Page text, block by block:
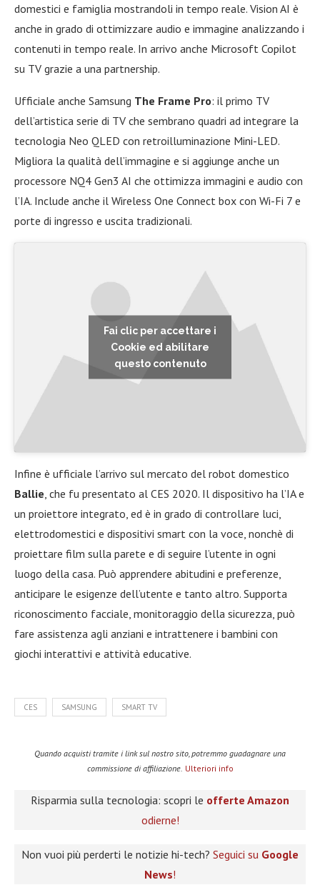
domestici e famiglia mostrandoli in tempo reale. Vision AI è
anche in grado di ottimizzare audio e immagine analizzando i
contenuti in tempo reale. In arrivo anche Microsoft Copilot
su TV grazie a una partnership.
Ufficiale anche Samsung The Frame Pro: il primo TV
dell’artistica serie di TV che sembrano quadri ad integrare la
tecnologia Neo QLED con retroilluminazione Mini-LED.
Migliora la qualità dell’immagine e si aggiunge anche un
processore NQ4 Gen3 AI che ottimizza immagini e audio con
l’IA. Include anche il Wireless One Connect box con Wi-Fi 7 e
porte di ingresso e uscita tradizionali.
Fai clic per accettare i
Cookie ed abilitare
questo contenuto
Infine è ufficiale l’arrivo sul mercato del robot domestico
Ballie, che fu presentato al CES 2020. Il dispositivo ha l’IA e
un proiettore integrato, ed è in grado di controllare luci,
elettrodomestici e dispositivi smart con la voce, nonchè di
proiettare film sulla parete e di seguire l’utente in ogni
luogo della casa. Può apprendere abitudini e preferenze,
anticipare le esigenze dell’utente e tanto altro. Supporta
riconoscimento facciale, monitoraggio della sicurezza, può
fare assistenza agli anziani e intrattenere i bambini con
giochi interattivi e attività educative.
CES SAMSUNG SMART TV
Quando acquisti tramite i link sul nostro sito, potremmo guadagnare una
commissione di affiliazione. Ulteriori info
Risparmia sulla tecnologia: scopri le offerte Amazon
odierne!
Non vuoi più perderti le notizie hi-tech? Seguici su Google
News!